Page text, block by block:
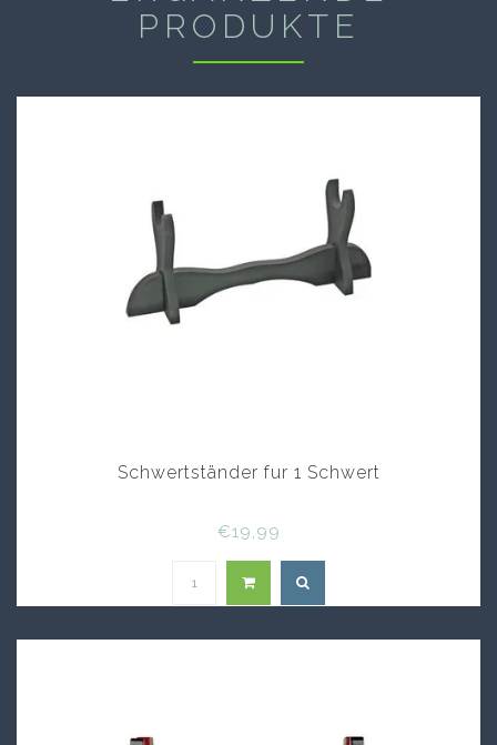
PRODUKTE
Schwertständer fur 1 Schwert
€19,99